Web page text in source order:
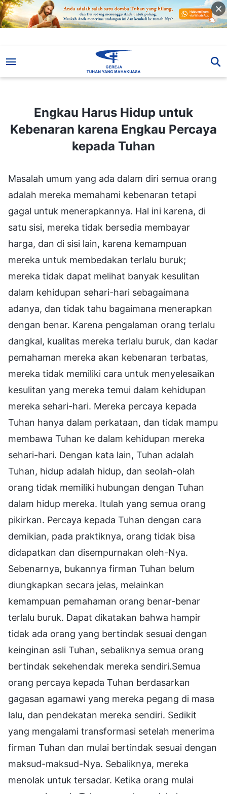
Engkau Harus Hidup untuk
Kebenaran karena Engkau Percaya
kepada Tuhan
Masalah umum yang ada dalam diri semua orang
adalah mereka memahami kebenaran tetapi
gagal untuk menerapkannya. Hal ini karena, di
satu sisi, mereka tidak bersedia membayar
harga, dan di sisi lain, karena kemampuan
mereka untuk membedakan terlalu buruk;
mereka tidak dapat melihat banyak kesulitan
dalam kehidupan sehari-hari sebagaimana
adanya, dan tidak tahu bagaimana menerapkan
dengan benar. Karena pengalaman orang terlalu
dangkal, kualitas mereka terlalu buruk, dan kadar
pemahaman mereka akan kebenaran terbatas,
mereka tidak memiliki cara untuk menyelesaikan
kesulitan yang mereka temui dalam kehidupan
mereka sehari-hari. Mereka percaya kepada
Tuhan hanya dalam perkataan, dan tidak mampu
membawa Tuhan ke dalam kehidupan mereka
sehari-hari. Dengan kata lain, Tuhan adalah
Tuhan, hidup adalah hidup, dan seolah-olah
orang tidak memiliki hubungan dengan Tuhan
dalam hidup mereka. Itulah yang semua orang
pikirkan. Percaya kepada Tuhan dengan cara
demikian, pada praktiknya, orang tidak bisa
didapatkan dan disempurnakan oleh-Nya.
Sebenarnya, bukannya firman Tuhan belum
diungkapkan secara jelas, melainkan
kemampuan pemahaman orang benar-benar
terlalu buruk. Dapat dikatakan bahwa hampir
tidak ada orang yang bertindak sesuai dengan
keinginan asli Tuhan, sebaliknya semua orang
bertindak sekehendak mereka sendiri.Semua
orang percaya kepada Tuhan berdasarkan
gagasan agamawi yang mereka pegang di masa
lalu, dan pendekatan mereka sendiri. Sedikit
yang mengalami transformasi setelah menerima
firman Tuhan dan mulai bertindak sesuai dengan
maksud-maksud-Nya. Sebaliknya, mereka
menolak untuk tersadar. Ketika orang mulai